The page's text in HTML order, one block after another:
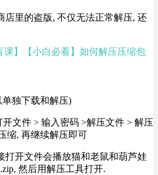
店里的盗版, 不仅无法正常解压, 还
课】【小白必看】如何解压压缩包
独下载和解压)
文件 > 输入密码 >解压文件 > 解压
缩, 再继续解压即可
打开文件会播放猫和老鼠和葫芦娃
然后用解压工具打开.